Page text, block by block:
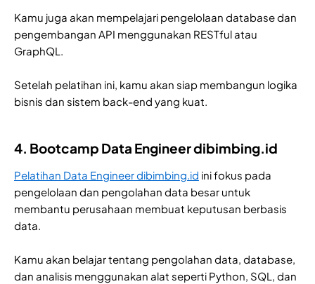
Kamu juga akan mempelajari pengelolaan database dan
pengembangan API menggunakan RESTful atau
GraphQL.
Setelah pelatihan ini, kamu akan siap membangun logika
bisnis dan sistem back-end yang kuat.
4. Bootcamp Data Engineer dibimbing.id
Pelatihan Data Engineer dibimbing.id ini fokus pada
pengelolaan dan pengolahan data besar untuk
membantu perusahaan membuat keputusan berbasis
data.
Kamu akan belajar tentang pengolahan data, database,
dan analisis menggunakan alat seperti Python, SQL, dan